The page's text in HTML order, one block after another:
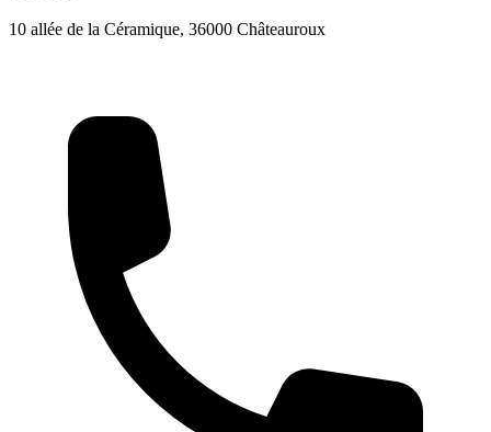
10 allée de la Céramique, 36000 Châteauroux